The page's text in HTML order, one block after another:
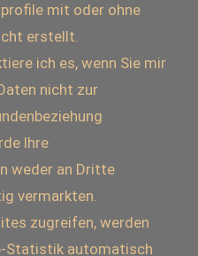
mit oder ohne
erstellt.
ich es, wenn Sie mir
nicht zur
Ihre
weder an Dritte
vermarkten.
zugreifen, werden
Statistik automatisch